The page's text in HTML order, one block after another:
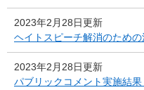
2023年2月28日更新
ヘイトスピーチ解消のため
2023年2月28日更新
パブリックコメント実施結